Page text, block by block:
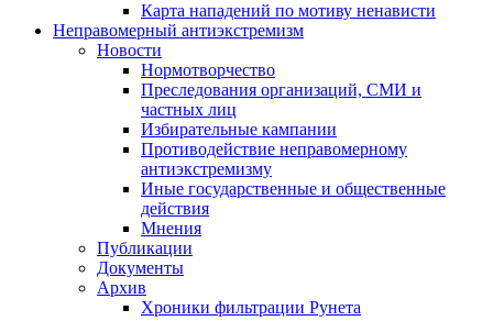
Карта нападений по мотиву ненависти
Неправомерный антиэкстремизм
Новости
Нормотворчество
Преследования организаций, СМИ и
частных лиц
Избирательные кампании
Противодействие неправомерному
антиэкстремизму
Иные государственные и общественные
действия
Мнения
Публикации
Документы
Архив
Хроники фильтрации Рунета